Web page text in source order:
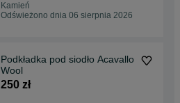
Kamień
Odświeżono dnia 06 sierpnia 2026
Podkładka pod siodło Acavallo
Wool
250 zł